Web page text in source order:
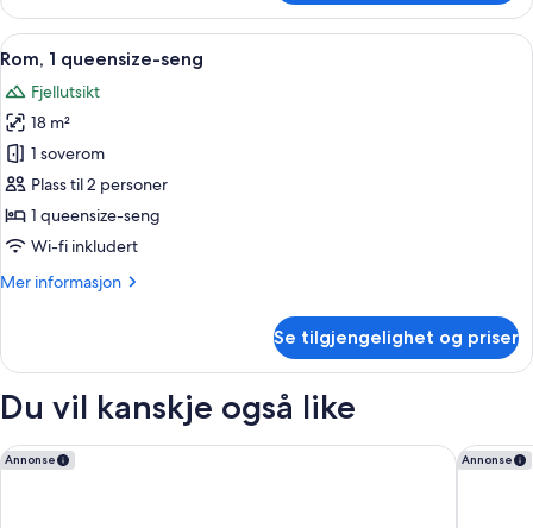
2
enkeltsenger
Åpne
alle
bildene
av
Rom,
1
queensize-
seng
Rom, 1 queensize-seng | Italienske
6
Rom, 1 queensize-seng
Fjellutsikt
18 m²
1 soverom
Plass til 2 personer
1 queensize-seng
Wi-fi inkludert
Mer informasjon
Mer
1
seng
Se tilgjengelighet og priser
Du vil kanskje også like
Annonse
Radisson Blu Hotel, Tromso Annonse